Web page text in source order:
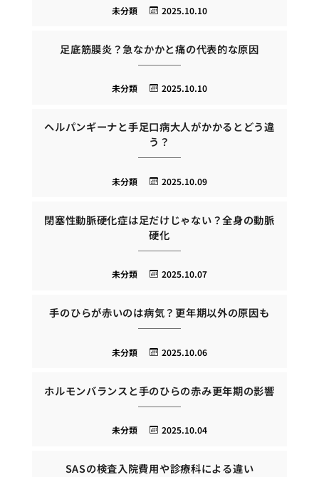
2025.10.10
未分類
足底筋膜炎？急なかかと痛の代表的な原因
2025.10.10
未分類
ヘルパンギーナと手足口病大人がかかるとどう違
う？
2025.10.09
未分類
閉塞性動脈硬化症は足だけじゃない？全身の動脈
硬化
2025.10.07
未分類
手のひらが赤いのは病気？更年期以外の原因も
2025.10.06
未分類
ホルモンバランスと手のひらの赤み更年期の影響
2025.10.04
未分類
SASの検査入院費用や診療科による違い